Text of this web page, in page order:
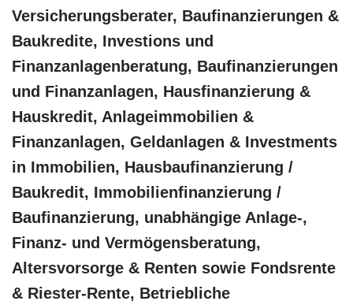
Versicherungsberater, Baufinanzierungen &
Baukredite, Investions und
Finanzanlagenberatung, Baufinanzierungen
und Finanzanlagen, Hausfinanzierung &
Hauskredit, Anlageimmobilien &
Finanzanlagen, Geldanlagen & Investments
in Immobilien, Hausbaufinanzierung /
Baukredit, Immobilienfinanzierung /
Baufinanzierung, unabhängige Anlage-,
Finanz- und Vermögensberatung,
Altersvorsorge & Renten sowie Fondsrente
& Riester-Rente, Betriebliche